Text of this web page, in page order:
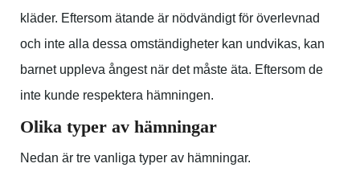
kläder. Eftersom ätande är nödvändigt för överlevnad
och inte alla dessa omständigheter kan undvikas, kan
barnet uppleva ångest när det måste äta. Eftersom de
inte kunde respektera hämningen.
Olika typer av hämningar
Nedan är tre vanliga typer av hämningar.